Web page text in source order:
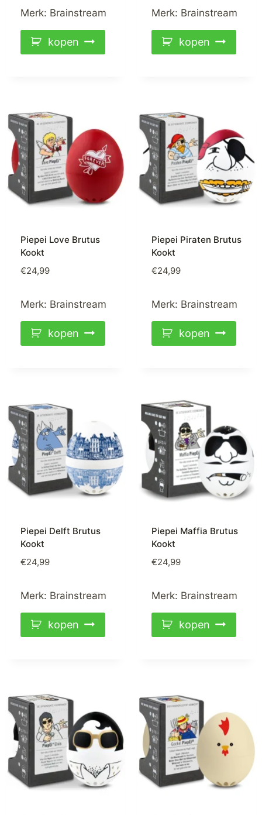
Merk: Brainstream
kopen
Merk: Brainstream
kopen
Piepei Love Brutus
Kookt
€24,99
Merk: Brainstream
kopen
Piepei Piraten Brutus
Kookt
€24,99
Merk: Brainstream
kopen
Piepei Delft Brutus
Kookt
€24,99
Merk: Brainstream
kopen
Piepei Maffia Brutus
Kookt
€24,99
Merk: Brainstream
kopen